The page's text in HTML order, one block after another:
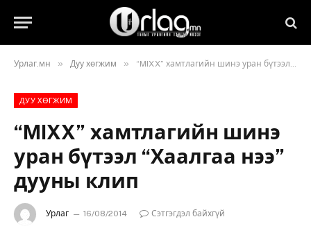
Урлаг.мн » Дуу хөгжим » “MIXX” хамтлагийн шинэ уран бүтээл “Хаалгаа нээ” дууны клип
ДУУ ХӨГЖИМ
“MIXX” хамтлагийн шинэ
уран бүтээл “Хаалгаа нээ”
дууны клип
Урлаг 16/08/2014
Сэтгэгдэл байхгүй